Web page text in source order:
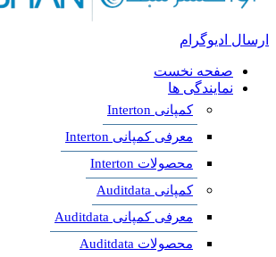
ارسال ادیوگرام
صفحه نخست
نمایندگی ها
کمپانی Interton
معرفی کمپانی Interton
محصولات Interton
کمپانی Auditdata
معرفی کمپانی Auditdata
محصولات Auditdata